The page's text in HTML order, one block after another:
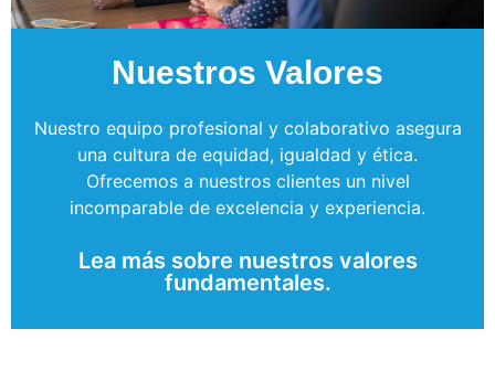
Nuestros Valores
Nuestro equipo profesional y colaborativo asegura
una cultura de equidad, igualdad y ética.
Ofrecemos a nuestros clientes un nivel
incomparable de excelencia y experiencia.
Lea más sobre nuestros valores
fundamentales.